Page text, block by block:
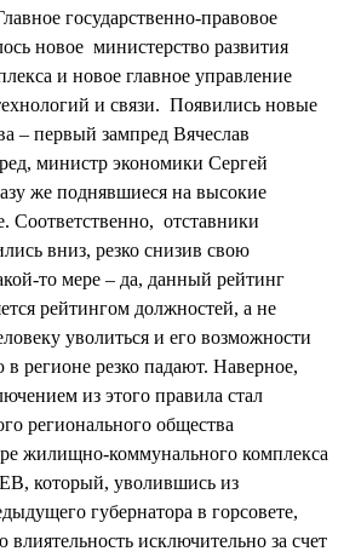
государственно-правовое
новое министерство развития
и новое главное управление
и связи. Появились новые
– первый зампред Вячеслав
министр экономики Сергей
же поднявшиеся на высокие
Соответственно, отставники
вниз, резко снизив свою
то мере – да, данный рейтинг
рейтингом должностей, а не
уволиться и его возможности
регионе резко падают. Наверное,
из этого правила стал
регионального общества
жилищно-коммунального комплекса
который, уволившись из
губернатора в горсовете,
влиятельность исключительно за счет